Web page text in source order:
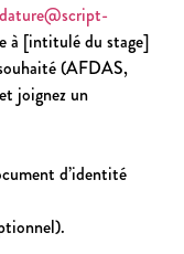
à [intitulé du stage]
(AFDAS,
joignez un
d’identité